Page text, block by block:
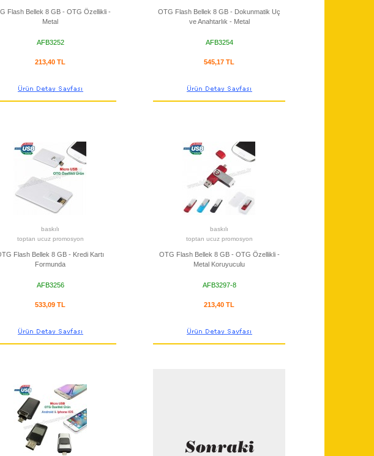
Flash Bellek 8 GB - OTG Özellikli -
Metal
AFB3252
213,40 TL
OTG Flash Bellek 8 GB - Dokunmatik Uç
ve Anahtarlık - Metal
AFB3254
545,17 TL
baskılı
toptan ucuz promosyon
Flash Bellek 8 GB - Kredi Kartı
Formunda
AFB3256
533,09 TL
baskılı
toptan ucuz promosyon
OTG Flash Bellek 8 GB - OTG Özellikli -
Metal Koruyuculu
AFB3297-8
213,40 TL